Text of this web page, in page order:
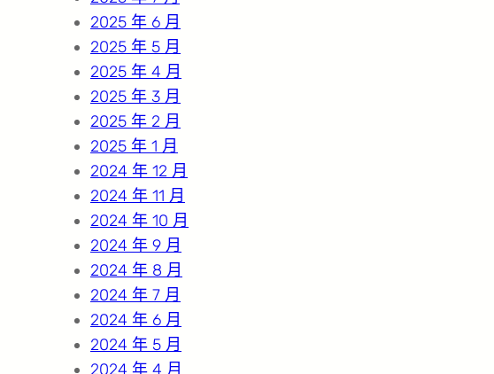
2025 年 6 月
2025 年 5 月
2025 年 4 月
2025 年 3 月
2025 年 2 月
2025 年 1 月
2024 年 12 月
2024 年 11 月
2024 年 10 月
2024 年 9 月
2024 年 8 月
2024 年 7 月
2024 年 6 月
2024 年 5 月
2024 年 4 月